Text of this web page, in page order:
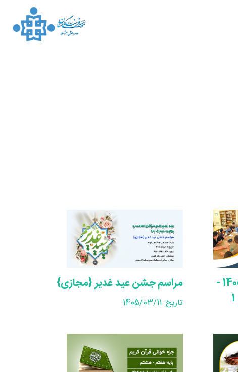
کلاس های تابستانی 1405 -
مراسم جشن عید غدیر {مجازی}
تاریخ: 1405/03/11